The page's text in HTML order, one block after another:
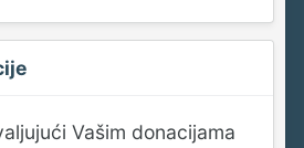
Vašim donacijama